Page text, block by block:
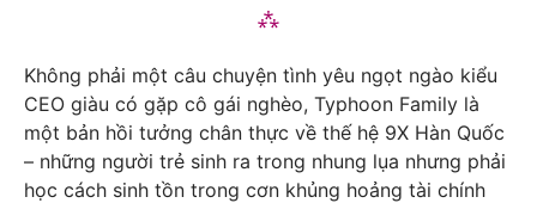
Không phải một câu chuyện tình yêu ngọt ngào kiểu
CEO giàu có gặp cô gái nghèo, Typhoon Family là
một bản hồi tưởng chân thực về thế hệ 9X Hàn Quốc
– những người trẻ sinh ra trong nhung lụa nhưng phải
học cách sinh tồn trong cơn khủng hoảng tài chính